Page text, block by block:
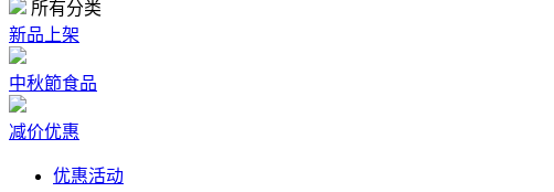
所有分类
新品上架
中秋節食品
减价优惠
优惠活动